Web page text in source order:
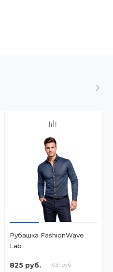
Рубашка FashionWave
Lab
825 руб. 1 031 руб.